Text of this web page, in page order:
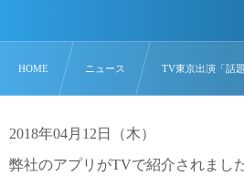
HOME ニュース TV東京出演「話
2018年04月12日（木）
弊社のアプリがTVで紹介されました